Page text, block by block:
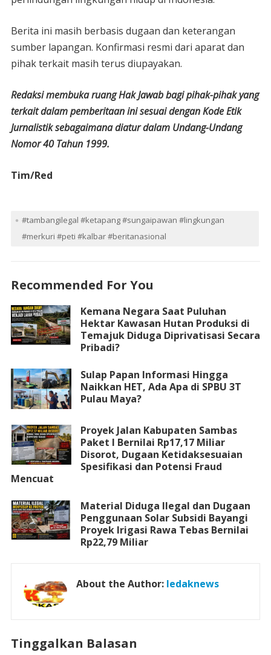
Berita ini masih berbasis dugaan dan keterangan
sumber lapangan. Konfirmasi resmi dari aparat dan
pihak terkait masih terus diupayakan.
Redaksi membuka ruang Hak Jawab bagi pihak-pihak yang
terkait dalam pemberitaan ini sesuai dengan Kode Etik
Jurnalistik sebagaimana diatur dalam Undang-Undang
Nomor 40 Tahun 1999.
Tim/Red
#tambangilegal #ketapang #sungaipawan #lingkungan
#merkuri #peti #kalbar #beritanasional
Recommended For You
Kemana Negara Saat Puluhan
Hektar Kawasan Hutan Produksi di
Temajuk Diduga Diprivatisasi Secara
Pribadi?
Sulap Papan Informasi Hingga
Naikkan HET, Ada Apa di SPBU 3T
Pulau Maya?
Proyek Jalan Kabupaten Sambas
Paket I Bernilai Rp17,17 Miliar
Disorot, Dugaan Ketidaksesuaian
Spesifikasi dan Potensi Fraud
Mencuat
Material Diduga Ilegal dan Dugaan
Penggunaan Solar Subsidi Bayangi
Proyek Irigasi Rawa Tebas Bernilai
Rp22,79 Miliar
About the Author: ledaknews
Tinggalkan Balasan